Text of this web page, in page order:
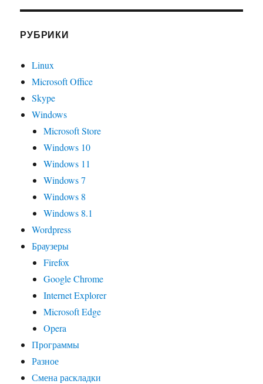
РУБРИКИ
Linux
Microsoft Office
Skype
Windows
Microsoft Store
Windows 10
Windows 11
Windows 7
Windows 8
Windows 8.1
Wordpress
Браузеры
Firefox
Google Chrome
Internet Explorer
Microsoft Edge
Opera
Программы
Разное
Смена раскладки